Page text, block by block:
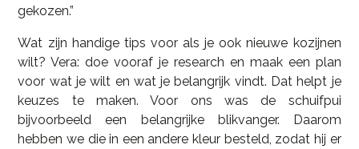
gekozen.”
Wat zijn handige tips voor als je ook nieuwe kozijnen
wilt? Vera: doe vooraf je research en maak een plan
voor wat je wilt en wat je belangrijk vindt. Dat helpt je
keuzes te maken. Voor ons was de schuifpui
bijvoorbeeld een belangrijke blikvanger. Daarom
hebben we die in een andere kleur besteld, zodat hij er